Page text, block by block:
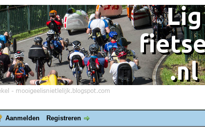
Aanmelden Registreren